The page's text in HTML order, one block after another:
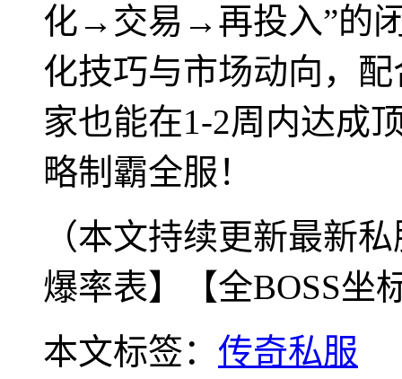
化→交易→再投入”的
化技巧与市场动向，
家也能在1-2周内达成
略制霸全服！
（本文持续更新最新
爆率表】【全BOSS坐
本文标签： 传奇私服